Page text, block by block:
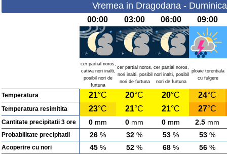
Vremea in Dragodana -
00:00 03:00 06:00 09:00
cer partial noros,
cativa nori inalti,
posibil nori de
furtuna
cer partial noros,
nori inalti, posibil
nori de furtuna
cer partial noros,
nori inalti, posibil
nori de furtuna
ploaie torentiala
cu fulgere
Temperatura 21°C 20°C 20°C 24°C
Temperatura resimitita 23°C 21°C 21°C 27°C
Cantitate precipitatii 3 ore 0 mm 0 mm 0 mm 2.5 mm
Probabilitate precipitatii 26 % 32 % 53 % 53 %
Acoperire cu nori 45 % 52 % 68 % 56 %